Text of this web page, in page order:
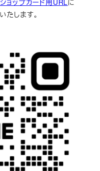
ョップカード用URLに
たします。